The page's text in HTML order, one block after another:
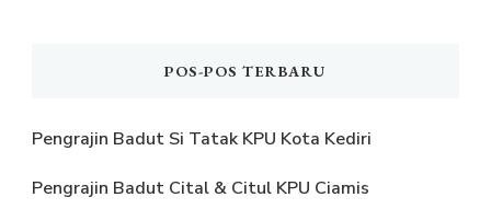
POS-POS TERBARU
Pengrajin Badut Si Tatak KPU Kota Kediri
Pengrajin Badut Cital & Citul KPU Ciamis